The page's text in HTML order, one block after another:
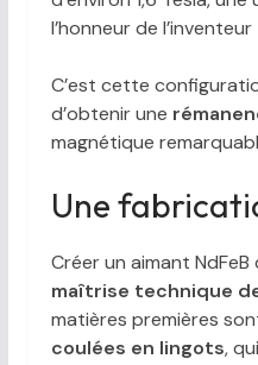
l’honneur de l’inventeur
C’est cette
d’obtenir une
magnétique
Une
Créer un aimant
maîtrise technique
matières premières
coulées en lingots,